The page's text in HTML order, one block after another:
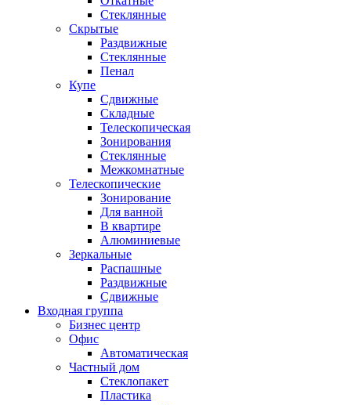
Стеклянные
Скрытые
Раздвижные
Стеклянные
Пенал
Купе
Сдвижные
Складные
Телескопическая
Зонирования
Стеклянные
Межкомнатные
Телескопические
Зонирование
Для ванной
В квартире
Алюминиевые
Зеркальные
Распашные
Раздвижные
Сдвижные
Входная группа
Бизнес центр
Офис
Автоматическая
Частный дом
Стеклопакет
Пластика